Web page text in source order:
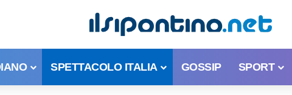
SPETTACOLO ITALIA GOSSIP SPORT